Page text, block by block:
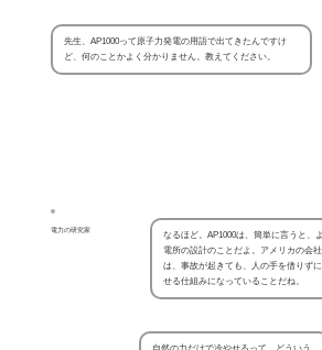
先生、AP1000って原子力発電の用語で出てきたんですけ
ど、何のことかよく分かりません。教えてください。
電力の研究家
なるほど。AP1000は、簡単に言うと、
電所の設計のことだよ。アメリカの会
は、事故が起きても、人の手を借りず
せる仕組みになっていることだね。